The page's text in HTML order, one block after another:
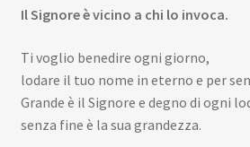
Il Signore è vicino a chi lo invoca.
Ti voglio benedire ogni giorno,
lodare il tuo nome in eterno e per
Grande è il Signore e degno di ogni
senza fine è la sua grandezza.